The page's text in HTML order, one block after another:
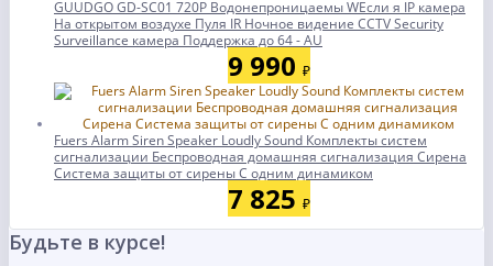
GUUDGO GD-SC01 720P Водонепроницаемы WЕсли я IP камера
На открытом воздухе Пуля IR Ночное видение CCTV Security
Surveillance камера Поддержка до 64 - AU
9 990 ₽
Fuers Alarm Siren Speaker Loudly Sound Комплекты систем
сигнализации Беспроводная домашняя сигнализация Сирена
Система защиты от сирены С одним динамиком
7 825 ₽
Будьте в курсе!